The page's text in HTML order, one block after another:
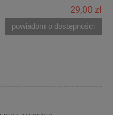
29,00 zł
powiadom o dostępności